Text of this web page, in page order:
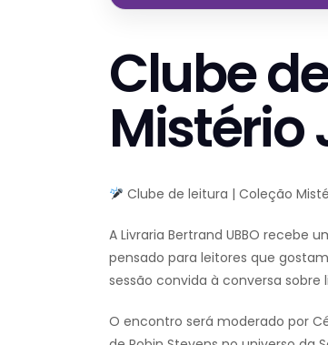
Clube
Mistério
Clube de leitura | Coleção
A Livraria Bertrand UBBO recebe
pensado para leitores que
sessão convida à conversa
O encontro será moderado por